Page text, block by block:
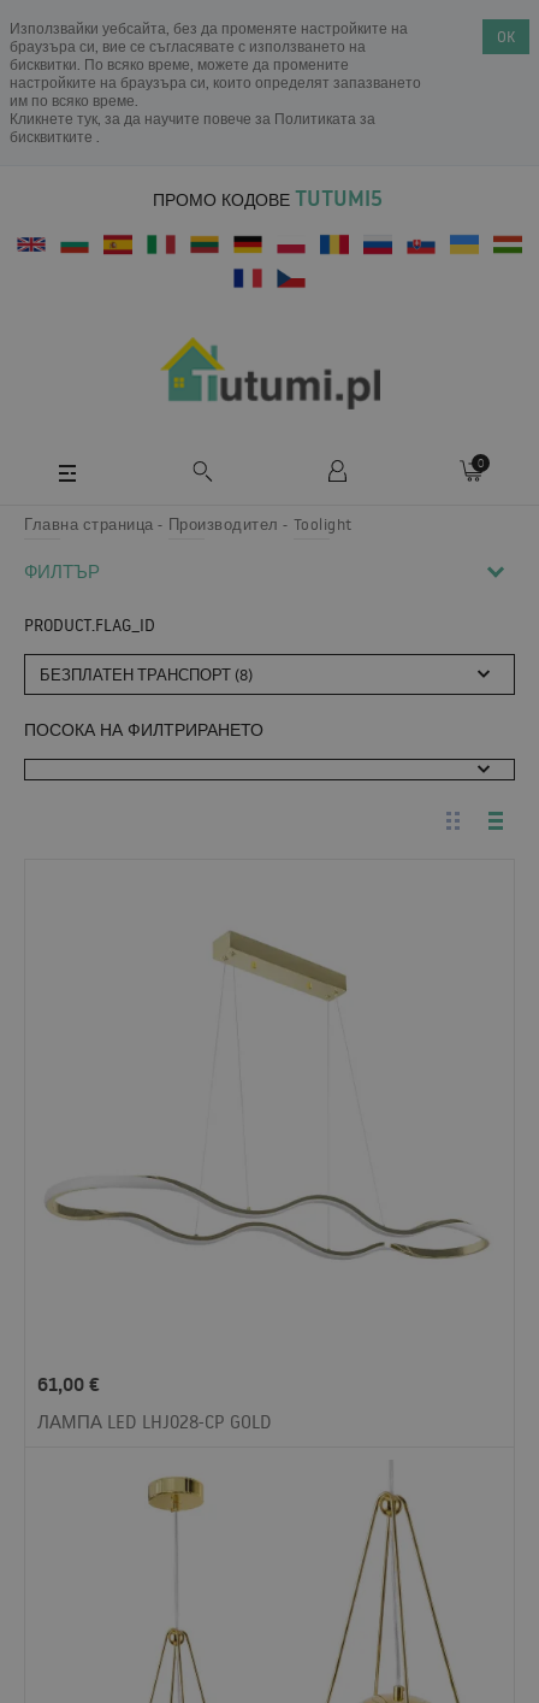
Използвайки уебсайта, без да променяте настройките на
браузъра си, вие се съгласявате с използването на
бисквитки. По всяко време, можете да промените
настройките на браузъра си, които определят запазването
им по всяко време.
Кликнете тук, за да научите повече за Политиката за
бисквитките .
OK
ПРОМО КОДОВЕ TUTUMI5
0
Главна страница Производител Toolight
ФИЛТЪР
PRODUCT.FLAG_ID
БЕЗПЛАТЕН ТРАНСПОРТ (8)
ПОСОКА НА ФИЛТРИРАНЕТО
61,00€
ЛАМПА LED LHJ028-CP GOLD